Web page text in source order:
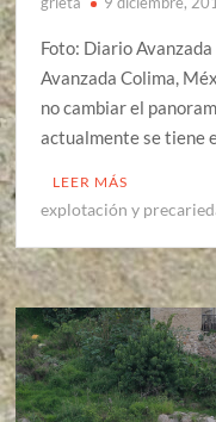
Foto: Diario
Avanzada Colima,
no cambiar el
actualmente se tiene
LEER MÁS
explotación y